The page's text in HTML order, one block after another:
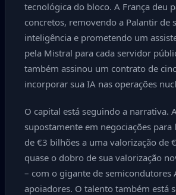
tecnológica do bloco. A França deu
concretos, removendo a Palantir de
inteligência e prometendo um
pela Mistral para cada servidor
também assinou um contrato de
incorporar sua IA nas operações
O capital está seguindo a narrativa.
supostamente em negociações para
de €3 bilhões a uma valorização de
quase o dobro de sua valorização
– com o gigante de semicondutores
apoiadores. O talento também está